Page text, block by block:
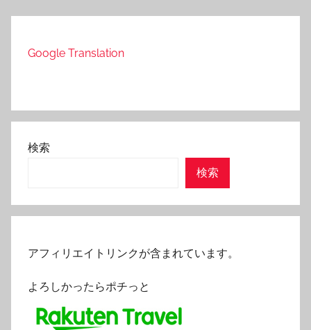
Google Translation
検索
検索
アフィリエイトリンクが含まれています。
よろしかったらポチっと